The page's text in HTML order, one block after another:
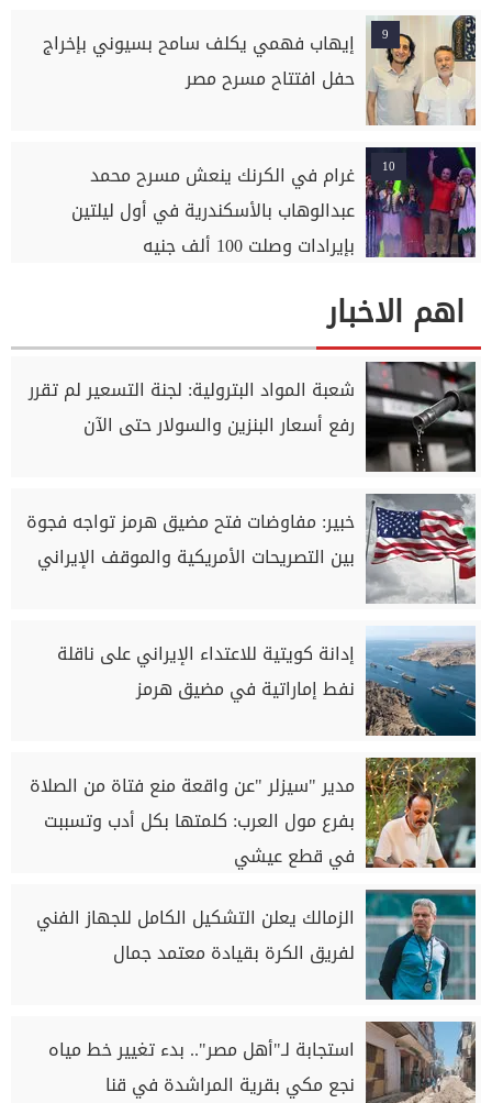
9
إيهاب فهمي يكلف سامح بسيوني بإخراج
حفل افتتاح مسرح مصر
10
غرام في الكرنك ينعش مسرح محمد
عبدالوهاب بالأسكندرية في أول ليلتين
بإيرادات وصلت 100 ألف جنيه
اهم الاخبار
شعبة المواد البترولية: لجنة التسعير لم تقرر
رفع أسعار البنزين والسولار حتى الآن
خبير: مفاوضات فتح مضيق هرمز تواجه فجوة
بين التصريحات الأمريكية والموقف الإيراني
إدانة كويتية للاعتداء الإيراني على ناقلة
نفط إماراتية في مضيق هرمز
مدير "سيزلر "عن واقعة منع فتاة من الصلاة
بفرع مول العرب: كلمتها بكل أدب وتسببت
في قطع عيشي
الزمالك يعلن التشكيل الكامل للجهاز الفني
لفريق الكرة بقيادة معتمد جمال
استجابة لـ"أهل مصر".. بدء تغيير خط مياه
نجع مكي بقرية المراشدة في قنا